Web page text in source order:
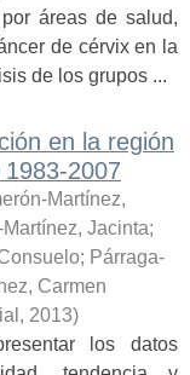
áreas de salud,
de cérvix en la
de los grupos ...
en la región
2007
Martínez,
Martínez, Jacinta;
; Párraga-
Carmen
, 2013)
los datos